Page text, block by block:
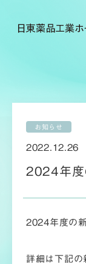
お知らせ
2022.12.26
2024年度
2024年度の
詳細は下記の